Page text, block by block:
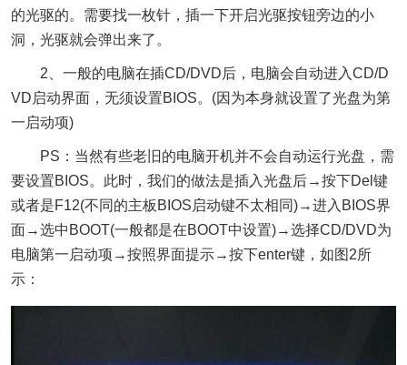
的光驱的。需要找一枚针，插一下开启光驱按钮旁边的小
洞，光驱就会弹出来了。
2、一般的电脑在插CD/DVD后，电脑会自动进入CD/D
VD启动界面，无须设置BIOS。(因为本身就设置了光盘为第
一启动项)
PS：当然有些老旧的电脑开机并不会自动运行光盘，需
要设置BIOS。此时，我们的做法是插入光盘后→按下Del键
或者是F12(不同的主板BIOS启动键不太相同)→进入BIOS界
面→选中BOOT(一般都是在BOOT中设置)→选择CD/DVD为
电脑第一启动项→按照界面提示→按下enter键，如图2所
示：